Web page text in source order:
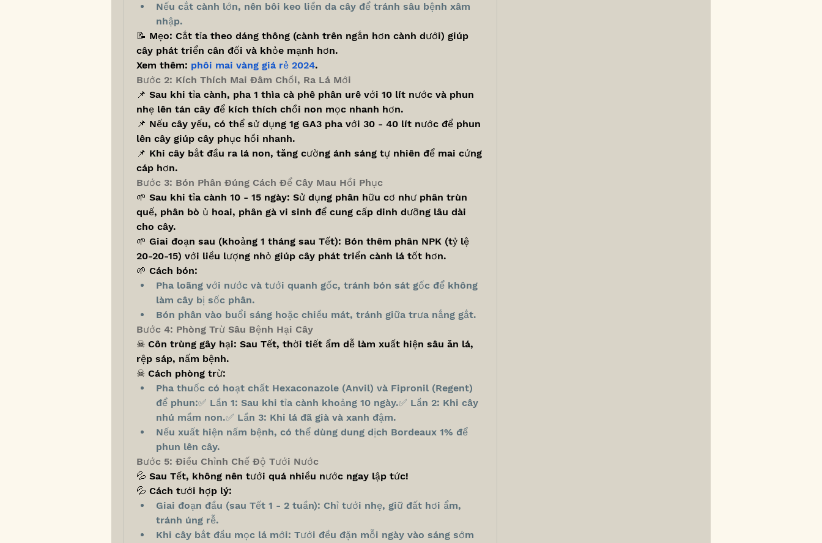
Nếu cắt cành lớn, nên bôi keo liền da cây để tránh sâu bệnh xâm
nhập.
📝 Mẹo: Cắt tỉa theo dáng thông (cành trên ngắn hơn cành dưới) giúp
cây phát triển cân đối và khỏe mạnh hơn.
Xem thêm: phôi mai vàng giá rẻ 2024.
Bước 2: Kích Thích Mai Đâm Chồi, Ra Lá Mới
📌 Sau khi tỉa cành, pha 1 thìa cà phê phân urê với 10 lít nước và phun
nhẹ lên tán cây để kích thích chồi non mọc nhanh hơn.
📌 Nếu cây yếu, có thể sử dụng 1g GA3 pha với 30 - 40 lít nước để phun
lên cây giúp cây phục hồi nhanh.
📌 Khi cây bắt đầu ra lá non, tăng cường ánh sáng tự nhiên để mai cứng
cáp hơn.
Bước 3: Bón Phân Đúng Cách Để Cây Mau Hồi Phục
🌱 Sau khi tỉa cành 10 - 15 ngày: Sử dụng phân hữu cơ như phân trùn
quế, phân bò ủ hoai, phân gà vi sinh để cung cấp dinh dưỡng lâu dài
cho cây.
🌱 Giai đoạn sau (khoảng 1 tháng sau Tết): Bón thêm phân NPK (tỷ lệ
20-20-15) với liều lượng nhỏ giúp cây phát triển cành lá tốt hơn.
🌱 Cách bón:
Pha loãng với nước và tưới quanh gốc, tránh bón sát gốc để không
làm cây bị sốc phân.
Bón phân vào buổi sáng hoặc chiều mát, tránh giữa trưa nắng gắt.
Bước 4: Phòng Trừ Sâu Bệnh Hại Cây
☠ Côn trùng gây hại: Sau Tết, thời tiết ẩm dễ làm xuất hiện sâu ăn lá,
rệp sáp, nấm bệnh.
☠ Cách phòng trừ:
Pha thuốc có hoạt chất Hexaconazole (Anvil) và Fipronil (Regent)
để phun:✅ Lần 1: Sau khi tỉa cành khoảng 10 ngày.✅ Lần 2: Khi cây
nhú mầm non.✅ Lần 3: Khi lá đã già và xanh đậm.
Nếu xuất hiện nấm bệnh, có thể dùng dung dịch Bordeaux 1% để
phun lên cây.
Bước 5: Điều Chỉnh Chế Độ Tưới Nước
💦 Sau Tết, không nên tưới quá nhiều nước ngay lập tức!
💦 Cách tưới hợp lý:
Giai đoạn đầu (sau Tết 1 - 2 tuần): Chỉ tưới nhẹ, giữ đất hơi ẩm,
tránh úng rễ.
Khi cây bắt đầu mọc lá mới: Tưới đều đặn mỗi ngày vào sáng sớm